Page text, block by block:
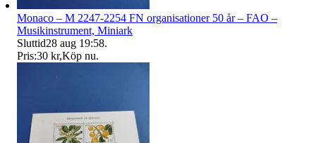
Monaco – M 2247-2254 FN organisationer 50 år – FAO –
Musikinstrument, Miniark
Sluttid28 aug 19:58.
Pris:30 kr,Köp nu.